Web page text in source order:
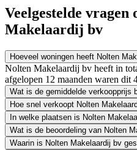
Veelgestelde vragen
Makelaardij bv
Hoeveel woningen heeft Nolten
Nolten Makelaardij bv heeft in
afgelopen 12 maanden waren dit
Wat is de gemiddelde verkoopprijs
Hoe snel verkoopt Nolten
In welke plaatsen is Nolten
Wat is de beoordeling van Nolten
Waarin is Nolten Makelaardij bv